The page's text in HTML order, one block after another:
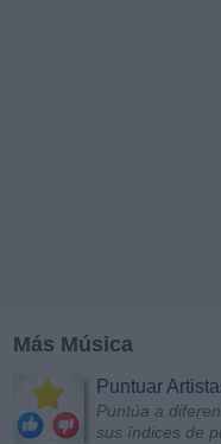
Más Música
Puntuar
Puntúa a
sus índices de